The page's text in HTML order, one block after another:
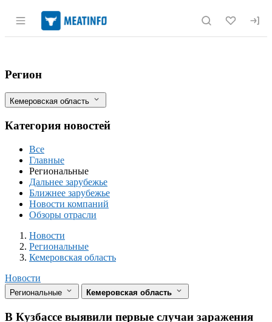
Раздел навигации по сайту
В Кузбассе выявили первые случаи
Фильтры
Регион
Кемеровская область
Категория новостей
Все
Главные
Региональные
Дальнее зарубежье
Ближнее зарубежье
Новости компаний
Обзоры отрасли
Новости
Разделы
Новости
Региональные
Кемеровская область
Новости
Региональные Кемеровская область
В Кузбассе выявили первые случаи заражения